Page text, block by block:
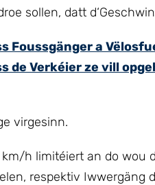
sollen, datt
Foussgänger a
de Verkéier ze vill
virgesinn.
h limitéiert an do wou
respektiv Iwwergäng